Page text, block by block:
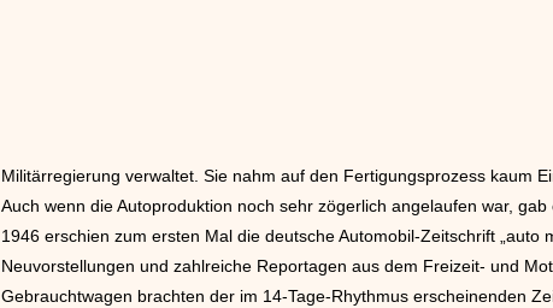
Militärregierung verwaltet. Sie nahm auf den Fertigungsprozess kaum
Auch wenn die Autoproduktion noch sehr zögerlich angelaufen war,
1946 erschien zum ersten Mal die deutsche Automobil-Zeitschrift „auto
Neuvorstellungen und zahlreiche Reportagen aus dem Freizeit- und
Gebrauchtwagen brachten der im 14-Tage-Rhythmus erscheinenden